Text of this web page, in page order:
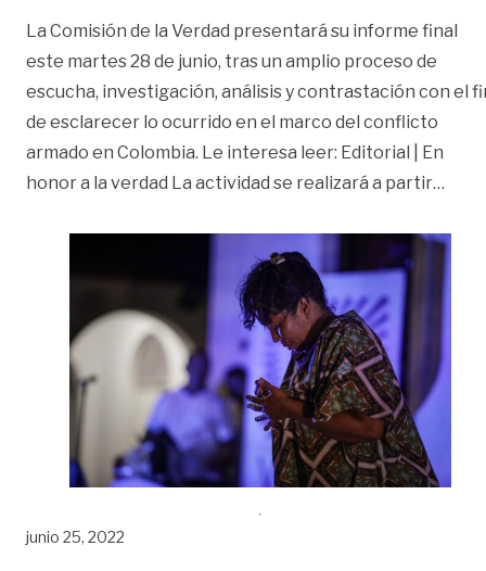
La Comisión de la Verdad presentará su informe final
este martes 28 de junio, tras un amplio proceso de
escucha, investigación, análisis y contrastación con el
de esclarecer lo ocurrido en el marco del conflicto
armado en Colombia. Le interesa leer: Editorial | En
honor a la verdad La actividad se realizará a partir…
junio 25, 2022